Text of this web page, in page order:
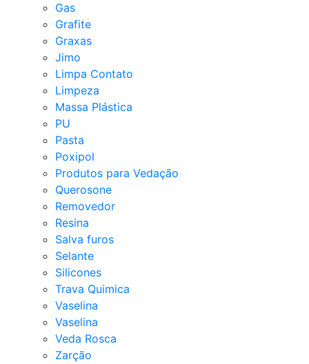
Gas
Grafite
Graxas
Jimo
Limpa Contato
Limpeza
Massa Plástica
PU
Pasta
Poxipol
Produtos para Vedação
Querosone
Removedor
Resina
Salva furos
Selante
Silicones
Trava Quimica
Vaselina
Vaselina
Veda Rosca
Zarção